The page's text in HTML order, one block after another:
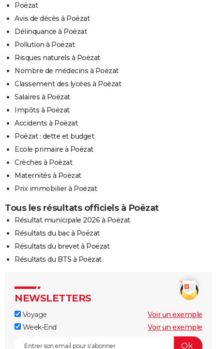
Poëzat
Avis de décès à Poëzat
Délinquance à Poëzat
Pollution à Poëzat
Risques naturels à Poëzat
Nombre de médecins à Poëzat
Classement des lycées à Poëzat
Salaires à Poëzat
Impôts à Poëzat
Accidents à Poëzat
Poëzat : dette et budget
Ecole primaire à Poëzat
Crèches à Poëzat
Maternités à Poëzat
Prix immobilier à Poëzat
Tous les résultats officiels à Poëzat
Résultat municipale 2026 à Poëzat
Résultats du bac à Poëzat
Résultats du brevet à Poëzat
Résultats du BTS à Poëzat
NEWSLETTERS
Voyage
Voir un exemple
Week-End
Voir un exemple